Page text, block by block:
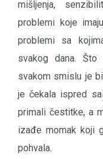
mišljenja,
problemi koje
problemi sa
svakog dana.
svakom smislu je
je čekala ispred
primali čestitke, a
izađe momak koji
pohvala.